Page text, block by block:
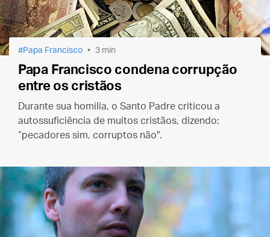
Papa Francisco 3 min
Papa Francisco condena corrupção
entre os cristãos
Durante sua homilia, o Santo Padre criticou a
autossuficiência de muitos cristãos, dizendo:
“pecadores sim, corruptos não".